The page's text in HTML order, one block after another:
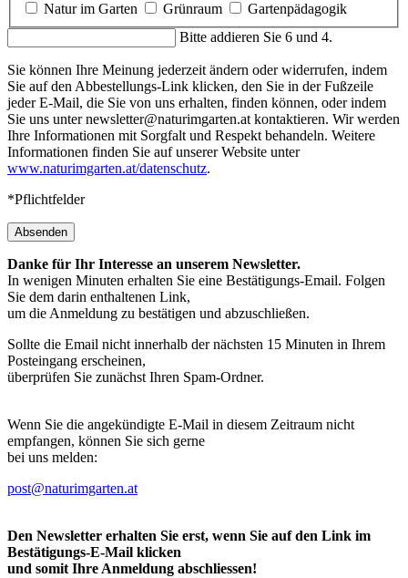
Natur im Garten
Grünraum
Gartenpädagogik
Bitte addieren Sie 6 und 4.
Sie können Ihre Meinung jederzeit ändern oder widerrufen, indem
Sie auf den Abbestellungs-Link klicken, den Sie in der Fußzeile
jeder E-Mail, die Sie von uns erhalten, finden können, oder indem
Sie uns unter newsletter@naturimgarten.at kontaktieren. Wir werden
Ihre Informationen mit Sorgfalt und Respekt behandeln. Weitere
Informationen finden Sie auf unserer Website unter
www.naturimgarten.at/datenschutz.
*Pflichtfelder
Absenden
Danke für Ihr Interesse an unserem Newsletter.
In wenigen Minuten erhalten Sie eine Bestätigungs-Email. Folgen
Sie dem darin enthaltenen Link,
um die Anmeldung zu bestätigen und abzuschließen.
Sollte die Email nicht innerhalb der nächsten 15 Minuten in Ihrem
Posteingang erscheinen,
überprüfen Sie zunächst Ihren Spam-Ordner.
Wenn Sie die angekündigte E-Mail in diesem Zeitraum nicht
empfangen, können Sie sich gerne
bei uns melden:
post@naturimgarten.at
Den Newsletter erhalten Sie erst, wenn Sie auf den Link im
Bestätigungs-E-Mail klicken
und somit Ihre Anmeldung abschliessen!